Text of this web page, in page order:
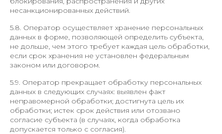
несанкционированных действий.
5.8. Оператор осуществляет хранение персональных
данных в форме, позволяющей определить субъекта,
не дольше, чем этого требует каждая цель обработки,
если срок хранения не установлен федеральным
законом или договором.
5.9. Оператор прекращает обработку персональных
данных в следующих случаях: выявлен факт
неправомерной обработки; достигнута цель их
обработки; истек срок действия или отозвано
согласие субъекта (в случаях, когда обработка
допускается только с согласия).